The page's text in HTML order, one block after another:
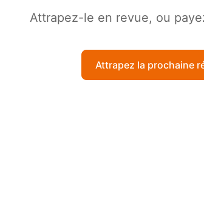
Attrapez-le en revue, ou
Attrapez la prochaine